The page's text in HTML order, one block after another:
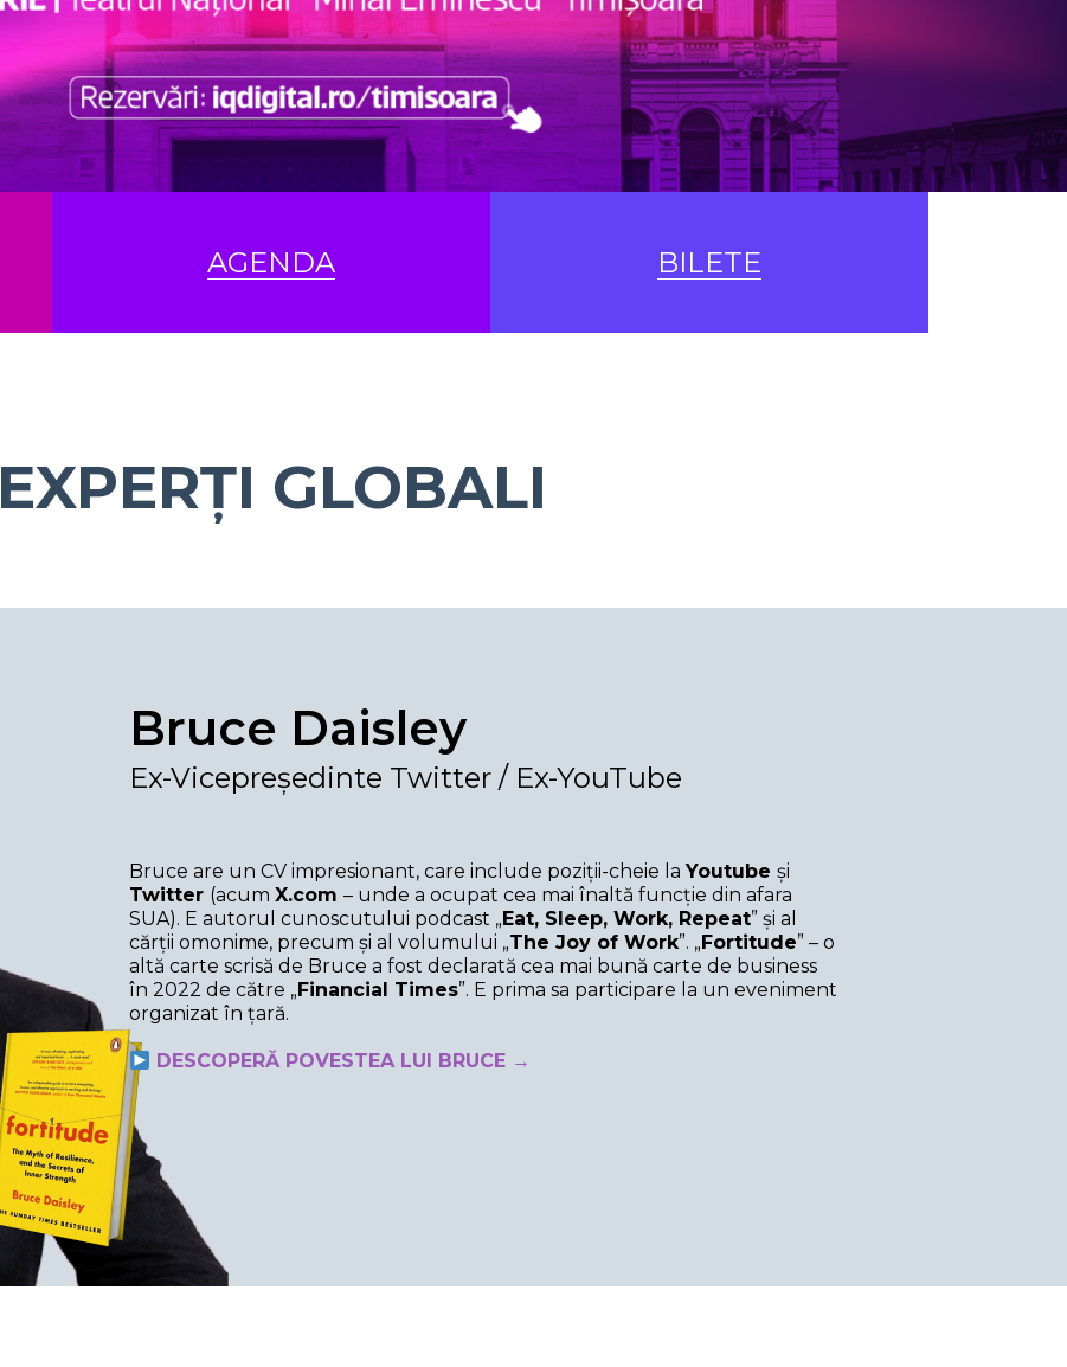
AGENDA BILETE
EXPERȚI GLOBALI
Bruce Daisley
Ex-Vicepreședinte Twitter / Ex-YouTube
Bruce are un CV impresionant, care include poziții-cheie la Youtube și
Twitter (acum X.com – unde a ocupat cea mai înaltă funcție din afara
SUA). E autorul cunoscutului podcast „Eat, Sleep, Work, Repeat” și al
cărții omonime, precum și al volumului „The Joy of Work”. „Fortitude” – o
altă carte scrisă de Bruce a fost declarată cea mai bună carte de business
în 2022 de către „Financial Times”. E prima sa participare la un eveniment
organizat în țară.
DESCOPERĂ POVESTEA LUI BRUCE →